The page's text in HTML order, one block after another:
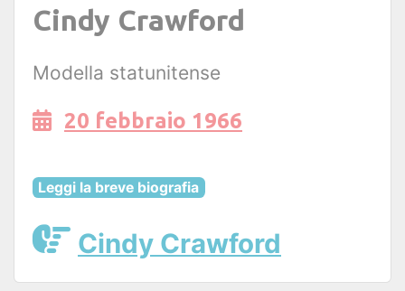
Cindy Crawford
Modella statunitense
20 febbraio 1966
Leggi la breve biografia
Cindy Crawford